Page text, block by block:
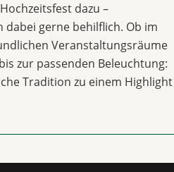
dazu –
gerne behilflich. Ob im
Veranstaltungsräume
zur passenden Beleuchtung:
Tradition zu einem Highlight